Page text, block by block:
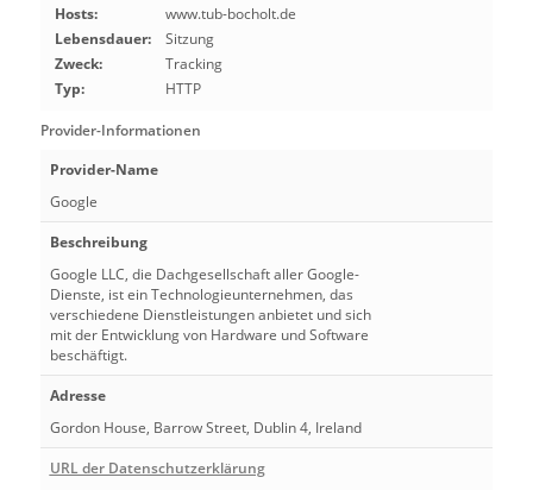
Hosts:
www.tub-bocholt.de
Lebensdauer:
Sitzung
Zweck:
Tracking
Typ:
HTTP
Provider-Informationen
Provider-Name
Google
Beschreibung
Google LLC, die Dachgesellschaft aller Google-
Dienste, ist ein Technologieunternehmen, das
verschiedene Dienstleistungen anbietet und sich
mit der Entwicklung von Hardware und Software
beschäftigt.
Adresse
Gordon House, Barrow Street, Dublin 4, Ireland
URL der Datenschutzerklärung